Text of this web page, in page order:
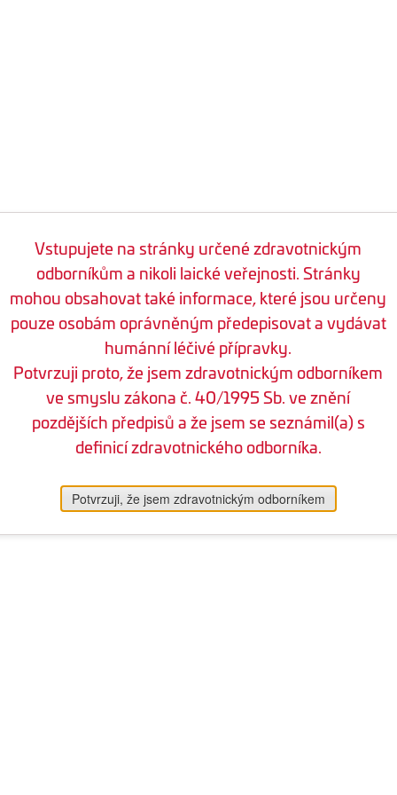
Vstupujete na stránky určené zdravotnickým
odborníkům a nikoli laické veřejnosti. Stránky
mohou obsahovat také informace, které jsou určeny
pouze osobám oprávněným předepisovat a vydávat
humánní léčivé přípravky.
Potvrzuji proto, že jsem zdravotnickým odborníkem
ve smyslu zákona č. 40/1995 Sb. ve znění
pozdějších předpisů a že jsem se seznámil(a) s
definicí zdravotnického odborníka.
Potvrzuji, že jsem zdravotnickým odborníkem